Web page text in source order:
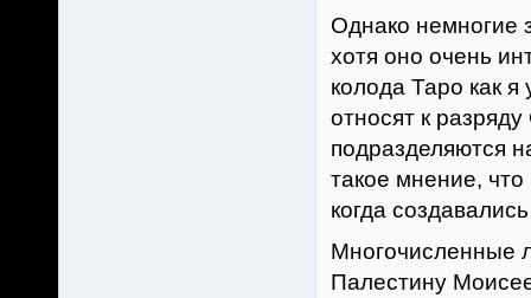
Однако немногие
хотя оно очень
колода Таро как я
относят к
подразделяются
такое мнение,
когда
Многочисленные
Палестину